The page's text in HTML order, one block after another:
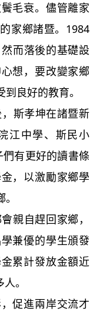
毛衰。儘管離家
家鄉諸暨。1984
而落後的基礎設
想，要改變家鄉
良好的教育。
斯孝坤在諸暨新
江中學、斯民小
有更好的讀書條
，以激勵家鄉學
自趕回家鄉，
兼優的學生頒發
累計發放金額近
。
促進兩岸交流才